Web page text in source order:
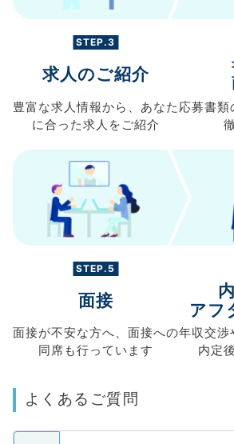
STEP.3
求人のご紹介
豊富な求人情報から、 あなた
に合った求人を ご紹介
応募書類
STEP.5
面接
面接が不安な方へ、 面接への
同席も行っています
アフ
年収交渉
内定
よくあるご質問